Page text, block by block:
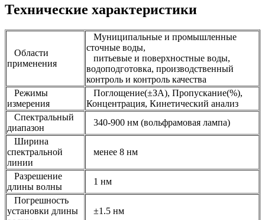
Технические характеристики
Области
применения
Муниципальные и промышленные
сточные воды,
питьевые и поверхностные воды,
водоподготовка, производственный
контроль и контроль качества
Режимы
измерения
Поглощение(±ЗА), Пропускание(%),
Концентрация, Кинетический анализ
Спектральный
диапазон
340-900 нм (вольфрамовая лампа)
Ширина
спектральной
линии
менее 8 нм
Разрешение
длины волны
1 нм
Погрешность
установки длины
±1.5 нм